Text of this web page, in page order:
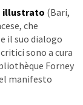
illustrato (Bari,
che
il suo dialogo
sono a cura
Forney
manifesto